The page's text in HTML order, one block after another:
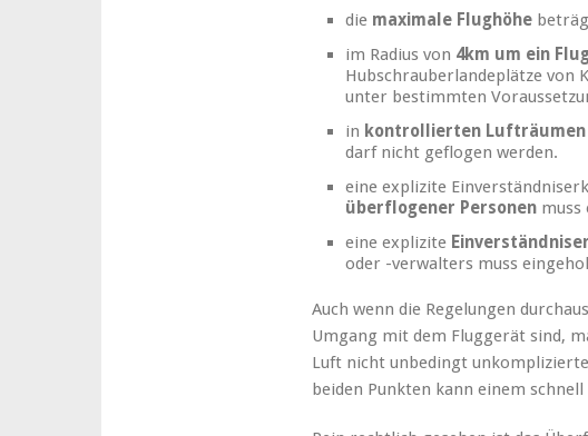
die maximale Flughöhe
im Radius von 4km um ein
Hubschrauberlandeplätze von
unter bestimmten
in kontrollierten Lufträumen
darf nicht geflogen werden.
eine explizite
überflogener Personenmuss
eine explizite
oder -verwalters muss
Auch wenn die Regelungen
Umgang mit dem Fluggerät sind,
Luft nicht unbedingt
beiden Punkten kann einem